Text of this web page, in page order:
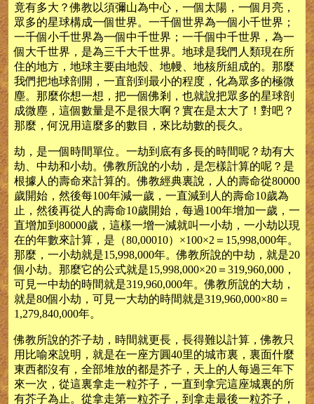
竟有多大？佛教以須彌山為中心，一個太陽，一個月亮，
眾多的星球構成一個世界。一千個世界為一個小千世界；
一千個小千世界為一個中千世界；一千個中千世界，為一
個大千世界，是為三千大千世界。地球是我們人類現在所
住的地方，地球主要由地殼、地幔、地核所組成的。那麼
我們把地球剖開，一直剖到最小的程度，化為眾多的極微
塵。那麼你想一想，把一個佛剎，也就說把眾多的星球剖
成微塵，這個數量是不是很大啊？實在是太大了！對吧？
那麼，何況用這麼多的數目，來比劫數的長久。
劫，是一個時間單位。一劫到底有多長的時間呢？劫有大
劫、中劫和小劫。佛教所說的小劫，是怎樣計算的呢？是
根據人的壽命來計算的。佛教經典裏說，人的壽命從80000
歲開始，然後每100年減一歲，一直減到人的壽命10歲為
止，然後再從人的壽命10歲開始，每過100年增加一歲，一
直增加到80000歲，這樣一增一減就叫一小劫，一小劫以現
在的年數來計算，是（80,00010）×100×2＝15,998,000年。
那麼，一小劫就是15,998,000年。佛教所說的中劫，就是20
個小劫。那麼它的公式就是15,998,000×20＝319,960,000，
可見一中劫的時間就是319,960,000年。佛教所說的大劫，
就是80個小劫，可見一大劫的時間就是319,960,000×80＝
1,279,840,000年。
佛教所說的芥子劫，時間就更長，長得難以計算，佛教只
用比喻來說明，就是在一座方圓40里的城市裏，裏面什麼
東西都沒有，全部堆放的都是芥子，天上的人每過三年下
來一次，從這裏拿走一粒芥子，一直到拿完這座城裏的所
有芥子為止。從拿走第一粒芥子，到拿走最後一粒芥子，